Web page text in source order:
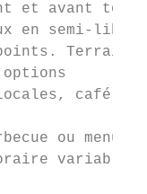
et avant
en semi-
Terrain
café et
ou menu
variable